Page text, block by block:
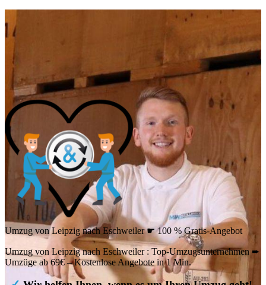
Umzug von Leipzig nach Eschweiler ☛ 100 % Gratis-Angebot
Umzug von Leipzig nach Eschweiler : Top-Umzugsunternehmen ➨
Umzüge ab 69€ – Kostenlose Angebote in 1 Min.